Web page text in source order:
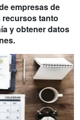
empresas de
tanto
y obtener datos